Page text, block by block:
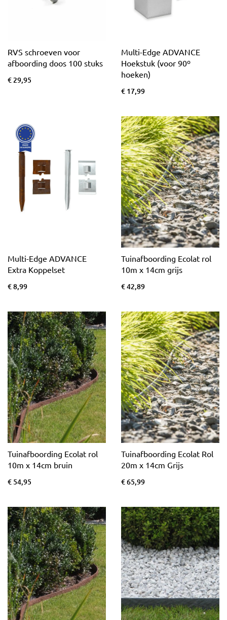
RVS schroeven voor
afboording doos 100 stuks
€ 29,95
Multi-Edge ADVANCE
Hoekstuk (voor 90º
hoeken)
€ 17,99
Multi-Edge ADVANCE
Extra Koppelset
€ 8,99
Tuinafboording Ecolat rol
10m x 14cm grijs
€ 42,89
Tuinafboording Ecolat rol
10m x 14cm bruin
€ 54,95
Tuinafboording Ecolat Rol
20m x 14cm Grijs
€ 65,99